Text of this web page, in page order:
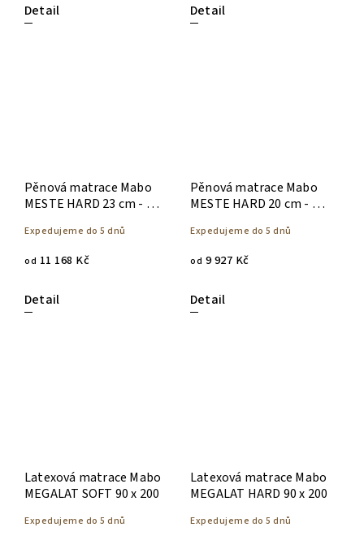
Detail Detail
Pěnová matrace Mabo
MESTE HARD 23 cm - 90
Expedujeme do 5 dnů
od 11 168 Kč
Detail
Pěnová matrace Mabo
MESTE HARD 20 cm - 90
Expedujeme do 5 dnů
od 9 927 Kč
Detail
Latexová matrace Mabo
MEGALAT SOFT 90 x 200
Expedujeme do 5 dnů
Latexová matrace Mabo
MEGALAT HARD 90 x 200
Expedujeme do 5 dnů